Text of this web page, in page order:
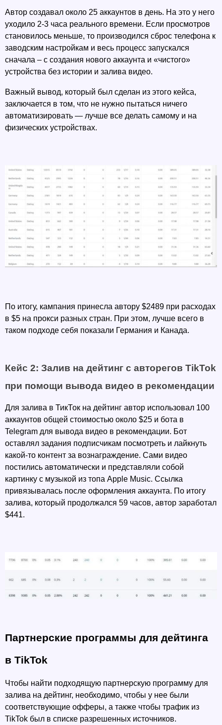
Автор создавал около 25 аккаунтов в день. На это у него
уходило 2-3 часа реального времени. Если просмотров
становилось меньше, то производился сброс телефона к
заводским настройкам и весь процесс запускался
сначала – с создания нового аккаунта и «чистого»
устройства без истории и залива видео.
Важный вывод, который был сделан из этого кейса,
заключается в том, что не нужно пытаться ничего
автоматизировать — лучше все делать самому и на
физических устройствах.
По итогу, кампания принесла автору $2489 при расходах
в $5 на прокси разных стран. При этом, лучше всего в
таком подходе себя показали Германия и Канада.
Кейс 2: Залив на дейтинг с авторегов TikTok
при помощи вывода видео в рекомендации
Для залива в ТикТок на дейтинг автор использовал 100
аккаунтов общей стоимостью около $25 и бота в
Telegram для вывода видео в рекомендации. Бот
оставлял задания подписчикам посмотреть и лайкнуть
какой-то контент за вознаграждение. Сами видео
постились автоматически и представляли собой
картинку с музыкой из топа Apple Music. Ссылка
привязывалась после оформления аккаунта. По итогу
залива, который продолжался 59 часов, автор заработал
$441.
Партнерские программы для дейтинга
в TikTok
Чтобы найти подходящую партнерскую программу для
залива на дейтинг, необходимо, чтобы у нее были
соответствующие офферы, а также чтобы трафик из
TikTok был в списке разрешенных источников.